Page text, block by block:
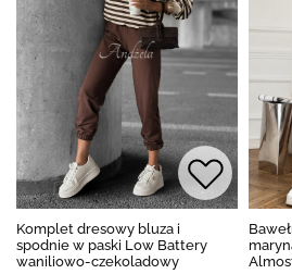
Komplet dresowy bluza i
spodnie w paski Low Battery
waniliowo-czekoladowy